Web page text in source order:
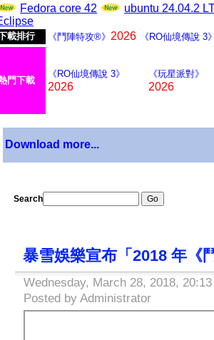
Fedora core 42
ubuntu 24.04.2
載排行 《鬥陣特攻®》 2026 《RO仙境傳說 3
門下載
《RO仙境傳說 3》
2026
《玩星派對》
2026
Download more...
Search
暴雪娛樂宣布「2018 年《
Wednesday, March 28, 2018,
Posted by Administrator